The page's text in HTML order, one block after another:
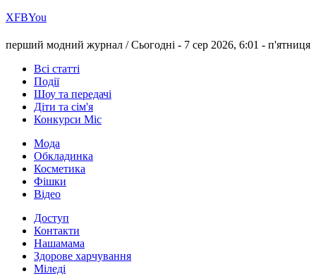
ХFBYou
перший модний журнал /Сьогодні - 7 сер 2026, 6:01 - п'ятниця
Всі статті
Події
Шоу та передачі
Діти та сім'я
Конкурси Міс
Мода
Обкладинка
Косметика
Фішки
Відео
Доступ
Контакти
Нашамама
Здорове харчування
Міледі